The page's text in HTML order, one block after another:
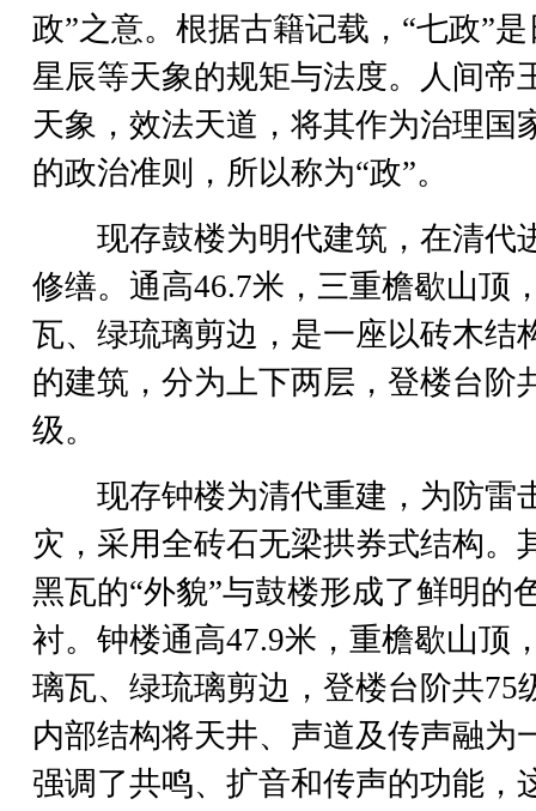
政”之意。根据古籍记载，“七政”
星辰等天象的规矩与法度。人间帝
天象，效法天道，将其作为治理国
的政治准则，所以称为“政”。
现存鼓楼为明代建筑，在清代
修缮。通高46.7米，三重檐歇山顶
瓦、绿琉璃剪边，是一座以砖木结
的建筑，分为上下两层，登楼台阶
级。
现存钟楼为清代重建，为防雷
灾，采用全砖石无梁拱券式结构。
黑瓦的“外貌”与鼓楼形成了鲜明的
衬。钟楼通高47.9米，重檐歇山顶
璃瓦、绿琉璃剪边，登楼台阶共75
内部结构将天井、声道及传声融为
强调了共鸣、扩音和传声的功能，